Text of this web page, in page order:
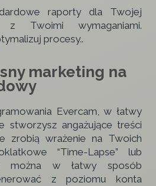
raporty dla Twojej
Twoimi wymaganiami.
procesy..
marketing na
Evercam, w łatwy
stworzysz angażujące treści
zrobią wrażenie na Twoich
“Time-Lapse” lub
można w łatwy sposób
z poziomu konta